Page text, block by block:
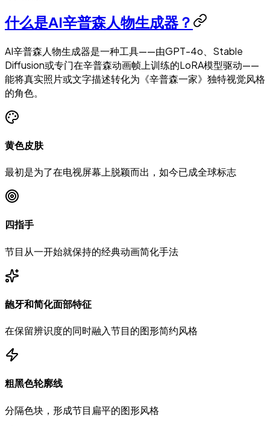
什么是AI辛普森人物生成器？
AI辛普森人物生成器是一种工具——由GPT-4o、Stable
Diffusion或专门在辛普森动画帧上训练的LoRA模型驱动——
能将真实照片或文字描述转化为《辛普森一家》独特视觉风格
的角色。
黄色皮肤
最初是为了在电视屏幕上脱颖而出，如今已成全球标志
四指手
节目从一开始就保持的经典动画简化手法
龅牙和简化面部特征
在保留辨识度的同时融入节目的图形简约风格
粗黑色轮廓线
分隔色块，形成节目扁平的图形风格